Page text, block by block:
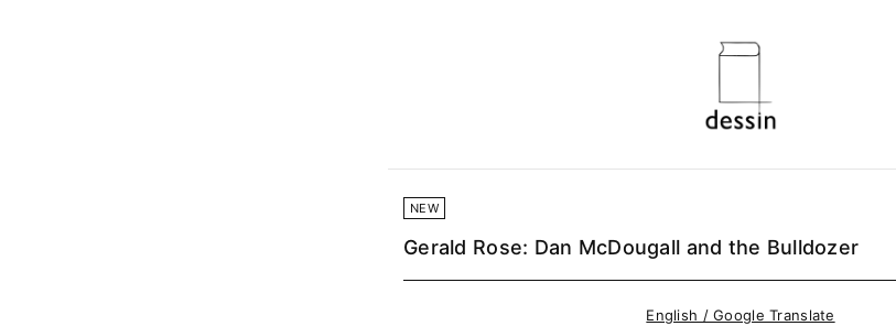
NEW
Gerald Rose: Dan McDougall and the Bulldozer
English / Google Translate